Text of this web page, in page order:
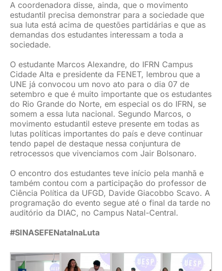
A coordenadora disse, ainda, que o movimento
estudantil precisa demonstrar para a sociedade que
sua luta está acima de questões partidárias e que as
demandas dos estudantes interessam a toda a
sociedade.
O estudante Marcos Alexandre, do IFRN Campus
Cidade Alta e presidente da FENET, lembrou que a
UNE já convocou um novo ato para o dia 07 de
setembro e que é muito importante que os estudantes
do Rio Grande do Norte, em especial os do IFRN, se
somem a essa luta nacional. Segundo Marcos, o
movimento estudantil esteve presente em todas as
lutas políticas importantes do país e deve continuar
tendo papel de destaque nessa conjuntura de
retrocessos que vivenciamos com Jair Bolsonaro.
O encontro dos estudantes teve início pela manhã e
também contou com a participação do professor de
Ciência Política da UFGD, Davide Giacobbo Scavo. A
programação do evento segue até o final da tarde no
auditório da DIAC, no Campus Natal-Central.
#SINASEFENatalnaLuta